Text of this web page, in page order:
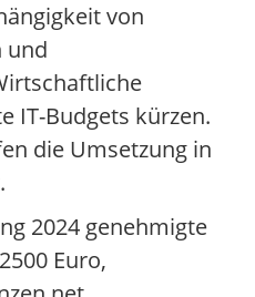
von
und
IT-Budgets kürzen.
die Umsetzung in
2024 genehmigte
Euro,